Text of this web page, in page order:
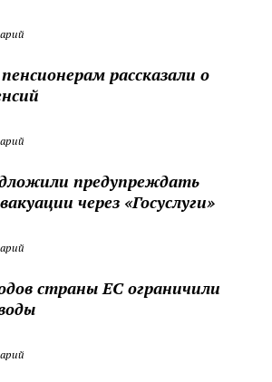
рассказали о
предупреждать
через «Госуслуги»
страны ЕС ограничили